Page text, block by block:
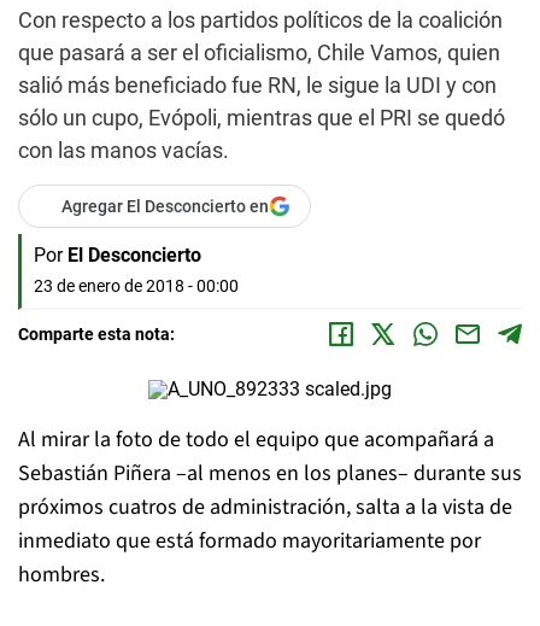
Con respecto a los partidos políticos de la coalición
que pasará a ser el oficialismo, Chile Vamos, quien
salió más beneficiado fue RN, le sigue la UDI y con
sólo un cupo, Evópoli, mientras que el PRI se quedó
con las manos vacías.
Agregar El Desconcierto en
Por El Desconcierto
23 de enero de 2018 - 00:00
Comparte esta nota:
Al mirar la foto de todo el equipo que acompañará a
Sebastián Piñera –al menos en los planes– durante sus
próximos cuatros de administración, salta a la vista de
inmediato que está formado mayoritariamente por
hombres.